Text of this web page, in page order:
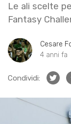
Le ali scelte
Fantasy
Cesare
4 anni fa
Condividi: